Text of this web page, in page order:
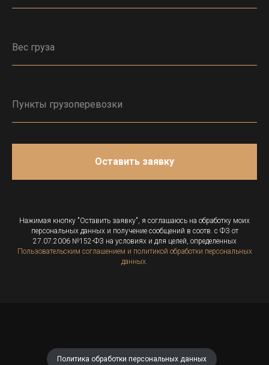
Оставить заявку
Нажимая кнопку "Оставить заявку", я соглашаюсь на обработку моих
персональных данных и получение сообщений в соотв. с ФЗ от
27.07.2006 №152-ФЗ на условиях и для целей, определенных
Пользовательским соглашением и политикой обработки персональных
данных.
Политика обработки персональных данных